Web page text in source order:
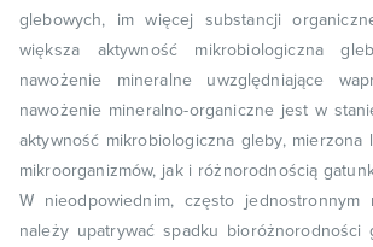
glebowych, im więcej substancji
większa aktywność mikrobiologiczna
nawożenie mineralne uwzględniające
nawożenie mineralno-organiczne jest w
aktywność mikrobiologiczna gleby, mierzona
mikroorganizmów, jak i różnorodnością
W nieodpowiednim, często jednostronnym
należy upatrywać spadku bioróżnorodności